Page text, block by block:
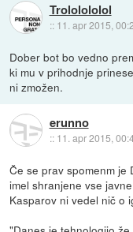
Trololololol
:: 11. apr 2015,
Dober bot bo vedno
ki mu v prihodnje
ni zmožen.
erunno
:: 11. apr 2015,
Če se prav spomenm je
imel shranjene vse
Kasparov ni vedel nič o